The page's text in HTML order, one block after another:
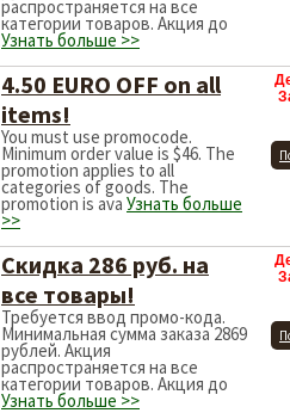
распространяется на все
категории товаров. Акция до
Узнать больше >>
4.50 EURO OFF on all
items!
You must use promocode.
Minimum order value is $46. The
promotion applies to all
categories of goods. The
promotion is ava Узнать больше
>>
Скидка 286 руб. на
все товары!
Требуется ввод промо-кода.
Минимальная сумма заказа 2869
рублей. Акция
распространяется на все
категории товаров. Акция до
Узнать больше >>